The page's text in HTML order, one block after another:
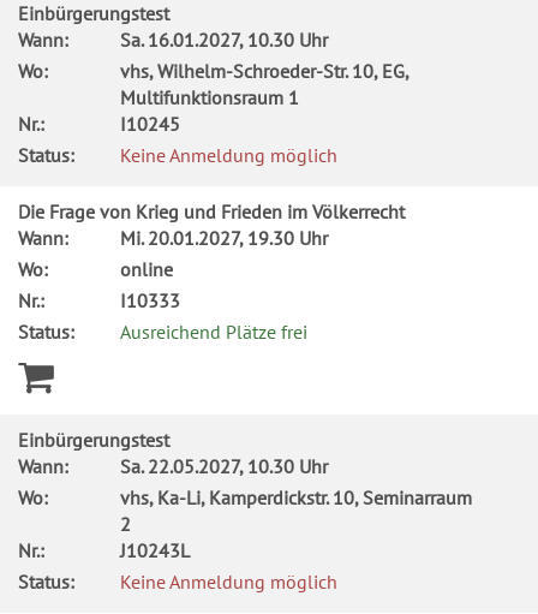
Einbürgerungstest
Wann:
Sa.16.01.2027, 10.30 Uhr
Wo:
vhs, Wilhelm-Schroeder-Str. 10, EG,
Multifunktionsraum 1
Nr.:
I10245
Status:
Keine Anmeldung möglich
Die Frage von Krieg und Frieden im Völkerrecht
Wann:
Mi.20.01.2027, 19.30 Uhr
Wo:
online
Nr.:
I10333
Status:
Ausreichend Plätze frei
Einbürgerungstest
Wann:
Sa.22.05.2027, 10.30 Uhr
Wo:
vhs, Ka-Li, Kamperdickstr. 10, Seminarraum
2
Nr.:
J10243L
Status:
Keine Anmeldung möglich